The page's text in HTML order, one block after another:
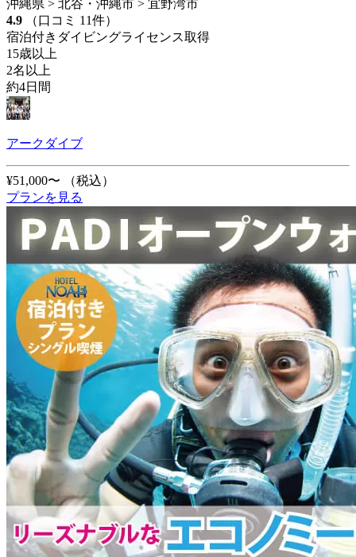
沖縄県 > 北谷・沖縄市 > 宜野湾市
4.9
（口コミ 11件）
宿泊付きダイビングライセンス取得
15歳以上
2名以上
約4日間
アークダイブ
¥51,000〜
（税込）
プランを見る